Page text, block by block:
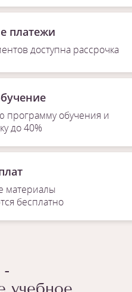
платежи
доступна рассрочка
программу обучения и
до 40%
материалы
бесплатно
-